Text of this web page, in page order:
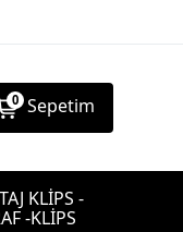
0 Sepetim
KLİPS -
-KLİPS